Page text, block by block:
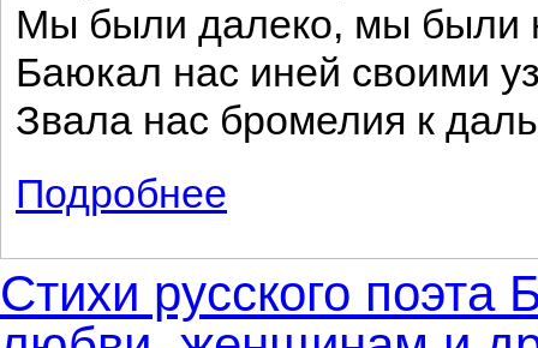
Мы были далеко, мы были
Баюкал нас иней своими
Звала нас бромелия к
Подробнее
Стихи русского